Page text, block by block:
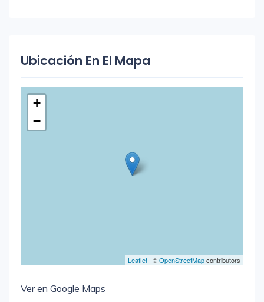
Ubicación En El Mapa
+
−
Leaflet | ©OpenStreetMapcontributors
Ver en Google Maps